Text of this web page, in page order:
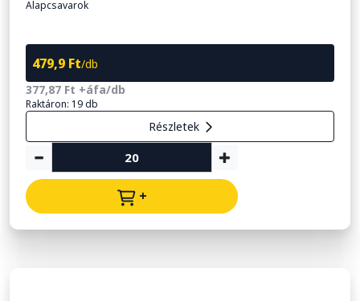
Alapcsavarok
479,9 Ft/db
377,87 Ft +áfa/db
Raktáron: 19 db
Részletek
+